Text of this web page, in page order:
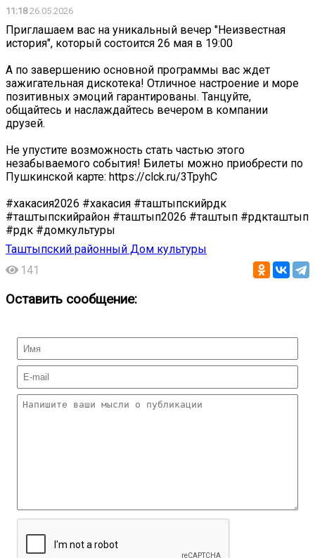
11:1826.05.2026
Приглашаем вас на уникальный вечер "Неизвестная
история", который состоится 26 мая в 19:00
А по завершению основной программы вас ждет
зажигательная дискотека! Отличное настроение и море
позитивных эмоций гарантированы. Танцуйте,
общайтесь и наслаждайтесь вечером в компании
друзей.
Не упустите возможность стать частью этого
незабываемого события! Билеты можно приобрести по
Пушкинской карте: https://clck.ru/3TpyhC
#хакасия2026 #хакасия #таштыпскийрдк
#таштыпскийрайон #таштып2026 #таштып #рдкташтып
#рдк #домкультуры
Таштыпский районный Дом культуры
141
Оставить сообщение: